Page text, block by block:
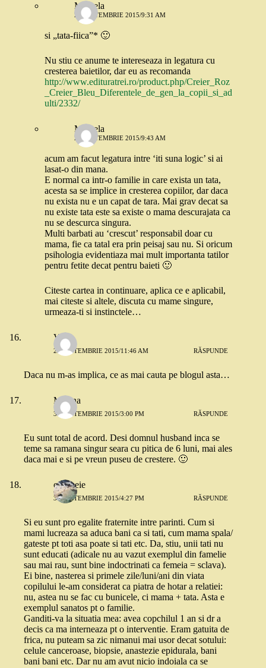
Mihaela
22 SEPTEMBRIE 2015/9:31 AM
si „tata-fiica”* 🙂
Nu stiu ce anume te intereseaza in legatura cu
cresterea baietilor, dar eu as recomanda
http://www.edituratrei.ro/product.php/Creier_Roz
_Creier_Bleu_Diferentele_de_gen_la_copii_si_ad
ulti/2332/
Mihaela
22 SEPTEMBRIE 2015/9:43 AM
acum am facut legatura intre ‘iti suna logic’ si ai
lasat-o din mana.
E normal ca intr-o familie in care exista un tata,
acesta sa se implice in cresterea copiilor, dar daca
nu exista nu e un capat de tara. Mai grav decat sa
nu existe tata este sa existe o mama descurajata ca
nu se descurca singura.
Multi barbati au ‘crescut’ responsabil doar cu
mama, fie ca tatal era prin peisaj sau nu. Si oricum
psihologia evidentiaza mai mult importanta tatilor
pentru fetite decat pentru baieti 🙂
Citeste cartea in continuare, aplica ce e aplicabil,
mai citeste si altele, discuta cu mame singure,
urmeaza-ti si instinctele…
Vlad
22 SEPTEMBRIE 2015/11:46 AM RĂSPUNDE
Daca nu m-as implica, ce as mai cauta pe blogul asta…
Mirona
30 SEPTEMBRIE 2015/3:00 PM RĂSPUNDE
Eu sunt total de acord. Desi domnul husband inca se
teme sa ramana singur seara cu pitica de 6 luni, mai ales
daca mai e si pe vreun puseu de crestere. 🙂
o femeie
30 SEPTEMBRIE 2015/4:27 PM RĂSPUNDE
Si eu sunt pro egalite fraternite intre parinti. Cum si
mami lucreaza sa aduca bani ca si tati, cum mama spala/
gateste pt toti asa poate si tati etc. Da, stiu, unii tati nu
sunt educati (adicale nu au vazut exemplul din famelie
sau mai rau, sunt bine indoctrinati ca femeia = sclava).
Ei bine, nasterea si primele zile/luni/ani din viata
copilului le-am considerat ca piatra de hotar a relatiei:
nu, astea nu se fac cu bunicele, ci mama + tata. Asta e
exemplul sanatos pt o familie.
Ganditi-va la situatia mea: avea copchilul 1 an si dr a
decis ca ma interneaza pt o interventie. Eram gatuita de
frica, nu puteam sa zic nimanui mai usor decat sotului:
celule canceroase, biopsie, anastezie epidurala, bani
bani bani etc. Dar nu am avut nicio indoiala ca se